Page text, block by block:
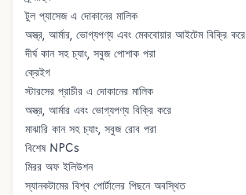
টুল প্যাসেজএ দোকানের মালিক
অস্ত্র, আর্মার, ভোগ্যপণ্য এবং মেকবোয়ার আইটেম বিক্রি করে
দীর্ঘ কান সহ চ্যাং, সবুজ পোশাক পরা
ক্রেইগ
স্টারসের প্রাচীর এ দোকানের মালিক
অস্ত্র, আর্মার এবং ভোগ্যপণ্য বিক্রি করে
মাঝারি কান সহ চ্যাং, সবুজ রোব পরা
বিশেষ NPCs
মিরর অফ ইলিউশন
স্যানকটামের বিশ্ব পোর্টালের পিছনে অবস্থিত